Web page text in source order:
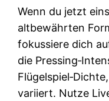
Wenn du jetzt
altbewährten
fokussiere dich
die
variiert. Nutze